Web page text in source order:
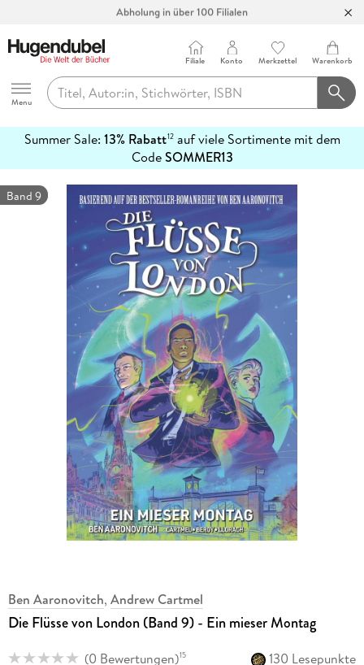
Abholung in über 100 Filialen
Hugendubel
Menu
Filiale Konto Merkzettel Warenkorb
Summer Sale: 13% Rabatt12auf viele Sortimente mit dem
CodeSOMMER13
erfahren
Band 9
Ben Aaronovitch, Andrew Cartmel
Die Flüsse von London (Band 9) - Ein mieser Montag
(0 Bewertungen)15
130 Lesepunkte